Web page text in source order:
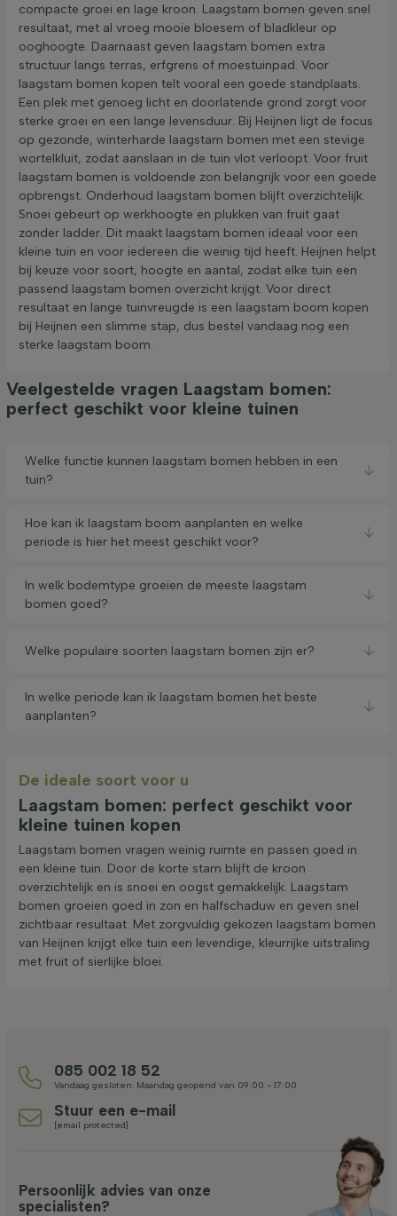
compacte groei en lage kroon. Laagstam bomen geven snel
resultaat, met al vroeg mooie bloesem of bladkleur op
ooghoogte. Daarnaast geven laagstam bomen extra
structuur langs terras, erfgrens of moestuinpad. Voor
laagstam bomen kopen telt vooral een goede standplaats.
Een plek met genoeg licht en doorlatende grond zorgt voor
sterke groei en een lange levensduur. Bij Heijnen ligt de focus
op gezonde, winterharde laagstam bomen met een stevige
wortelkluit, zodat aanslaan in de tuin vlot verloopt. Voor fruit
laagstam bomen is voldoende zon belangrijk voor een goede
opbrengst. Onderhoud laagstam bomen blijft overzichtelijk.
Snoei gebeurt op werkhoogte en plukken van fruit gaat
zonder ladder. Dit maakt laagstam bomen ideaal voor een
kleine tuin en voor iedereen die weinig tijd heeft. Heijnen helpt
bij keuze voor soort, hoogte en aantal, zodat elke tuin een
passend laagstam bomen overzicht krijgt. Voor direct
resultaat en lange tuinvreugde is een laagstam boom kopen
bij Heijnen een slimme stap, dus bestel vandaag nog een
sterke laagstam boom.
Veelgestelde vragen Laagstam bomen:
perfect geschikt voor kleine tuinen
Welke functie kunnen laagstam bomen hebben in een
tuin?
Hoe kan ik laagstam boom aanplanten en welke
periode is hier het meest geschikt voor?
In welk bodemtype groeien de meeste laagstam
bomen goed?
Welke populaire soorten laagstam bomen zijn er?
In welke periode kan ik laagstam bomen het beste
aanplanten?
De ideale soort voor u
Laagstam bomen: perfect geschikt voor
kleine tuinen kopen
Laagstam bomen vragen weinig ruimte en passen goed in
een kleine tuin. Door de korte stam blijft de kroon
overzichtelijk en is snoei en oogst gemakkelijk. Laagstam
bomen groeien goed in zon en halfschaduw en geven snel
zichtbaar resultaat. Met zorgvuldig gekozen laagstam bomen
van Heijnen krijgt elke tuin een levendige, kleurrijke uitstraling
met fruit of sierlijke bloei.
085 002 18 52
Vandaag gesloten. Maandag geopend van 09:00 - 17:00
Stuur een e-mail
[email protected]
Persoonlijk advies van onze
specialisten?